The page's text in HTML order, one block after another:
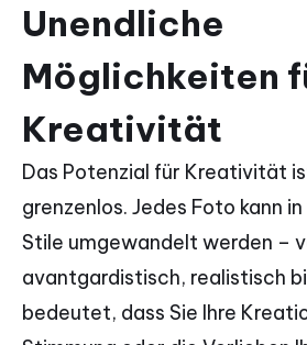
Unendliche
Möglichkeiten
Kreativität
Das Potenzial für Kreativität
grenzenlos. Jedes Foto kann
Stile umgewandelt werden –
avantgardistisch, realistisch
bedeutet, dass Sie Ihre